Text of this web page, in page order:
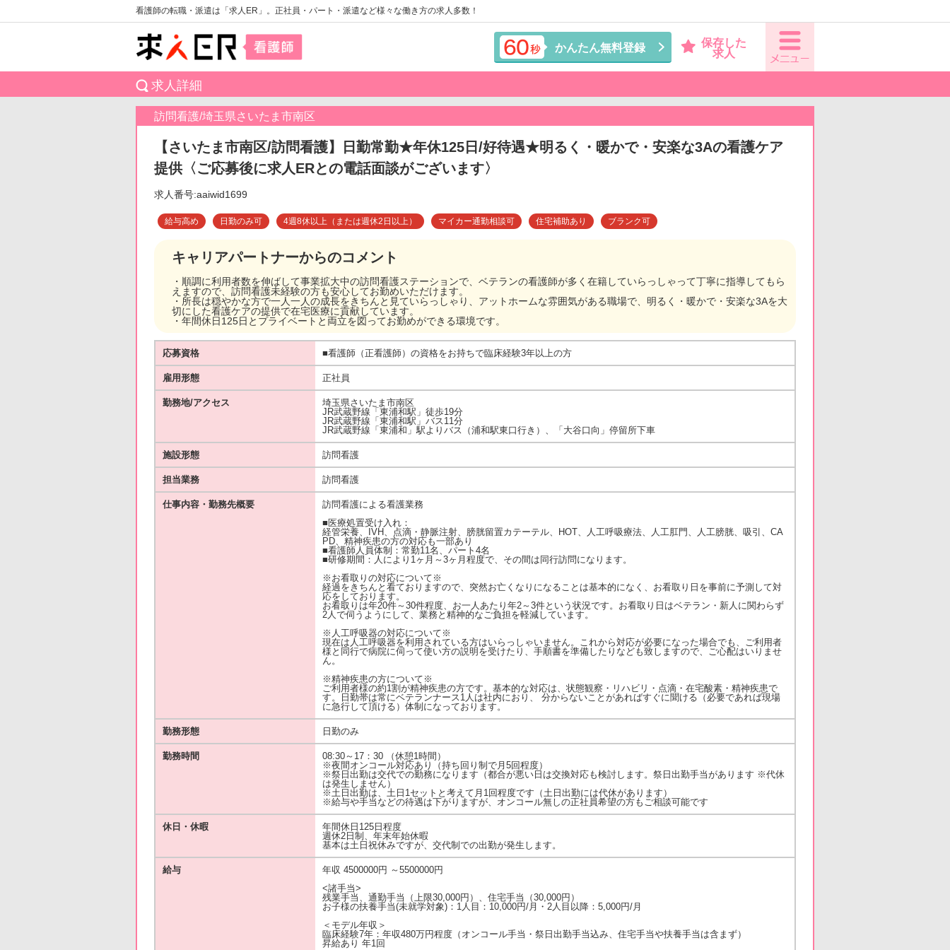
看護師の転職・派遣は「求人ER」。正社員・パート・派遣など様々な働き方の求人多数！
かんたん無料登録
保存した
求人
求人詳細
訪問看護/埼玉県さいたま市南区
【さいたま市南区/訪問看護】日勤常勤★年休125日/好待遇★明るく・暖かで・安楽な3Aの看護ケア
提供〈ご応募後に求人ERとの電話面談がございます〉
求人番号:aaiwid1699
給与高め 日勤のみ可 4週8休以上（または週休2日以上） マイカー通勤相談可 住宅補助あり ブランク可
キャリアパートナーからのコメント
・順調に利用者数を伸ばして事業拡大中の訪問看護ステーションで、ベテランの看護師が多く在籍していらっしゃって丁寧に指導してもら
えますので、訪問看護未経験の方も安心してお勤めいただけます。
・所長は穏やかな方で一人一人の成長をきちんと見ていらっしゃり、アットホームな雰囲気がある職場で、明るく・暖かで・安楽な3Aを大
切にした看護ケアの提供で在宅医療に貢献しています。
・年間休日125日とプライベートと両立を図ってお勤めができる環境です。
応募資格 ■看護師（正看護師）の資格をお持ちで臨床経験3年以上の方
雇用形態 正社員
勤務地/アクセス
埼玉県さいたま市南区
JR武蔵野線「東浦和駅」徒歩19分
JR武蔵野線「東浦和駅」バス11分
JR武蔵野線「東浦和」駅よりバス（浦和駅東口行き）、「大谷口向」停留所下車
施設形態 訪問看護
担当業務 訪問看護
仕事内容・勤務先概要
訪問看護による看護業務
■医療処置受け入れ：
経管栄養、IVH、点滴・静脈注射、膀胱留置カテーテル、HOT、人工呼吸療法、人工肛門、人工膀胱、吸引、CA
PD、精神疾患の方の対応も一部あり
■看護師人員体制：常勤11名、パート4名
■研修期間：人により1ヶ月～3ヶ月程度で、その間は同行訪問になります。
※お看取りの対応について※
経過をきちんと看ておりますので、突然お亡くなりになることは基本的になく、お看取り日を事前に予測して対
応をしております。
お看取りは年20件～30件程度、お一人あたり年2～3件という状況です。お看取り日はベテラン・新人に関わらず
2人で伺うようにして、業務と精神的なご負担を軽減しています。
※人工呼吸器の対応について※
現在は人工呼吸器を利用されている方はいらっしゃいません。これから対応が必要になった場合でも、ご利用者
様と同行で病院に伺って使い方の説明を受けたり、手順書を準備したりなども致しますので、ご心配はいりませ
ん。
※精神疾患の方について※
ご利用者様の約1割が精神疾患の方です。基本的な対応は、状態観察・リハビリ・点滴・在宅酸素・精神疾患で
す。日勤帯は常にベテランナース1人は社内におり、 分からないことがあればすぐに聞ける（必要であれば現場
に急行して頂ける）体制になっております。
勤務形態 日勤のみ
勤務時間
08:30～17：30 （休憩1時間）
※夜間オンコール対応あり（持ち回り制で月5回程度）
※祭日出勤は交代での勤務になります（都合が悪い日は交換対応も検討します。祭日出勤手当があります ※代休
は発生しません）
※土日出勤は、土日1セットと考えて月1回程度です（土日出勤には代休があります）
※給与や手当などの待遇は下がりますが、オンコール無しの正社員希望の方もご相談可能です
休日・休暇
年間休日125日程度
週休2日制、年末年始休暇
基本は土日祝休みですが、交代制での出勤が発生します。
給与
年収 4500000円 ～5500000円
<諸手当>
残業手当、通勤手当（上限30,000円）、住宅手当（30,000円）
お子様の扶養手当(未就学対象)：1人目：10,000円/月・2人目以降：5,000円/月
＜モデル年収＞
臨床経験7年：年収480万円程度（オンコール手当・祭日出勤手当込み、住宅手当や扶養手当は含まず）
昇給あり 年1回